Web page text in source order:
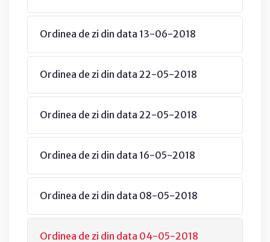
Ordinea de zi din data 13-06-2018
Ordinea de zi din data 22-05-2018
Ordinea de zi din data 22-05-2018
Ordinea de zi din data 16-05-2018
Ordinea de zi din data 08-05-2018
Ordinea de zi din data 04-05-2018